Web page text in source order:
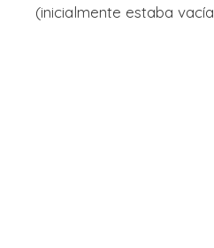
(inicialmente estaba